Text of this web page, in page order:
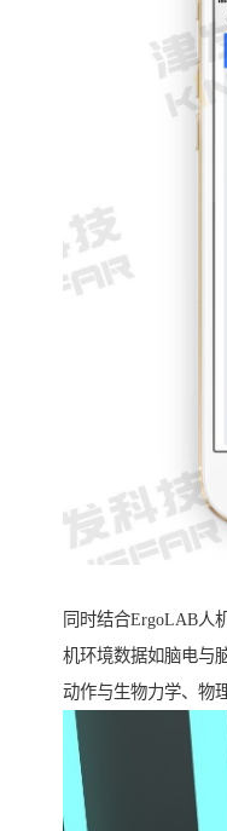
同时结合ErgoLAB人
机环境数据如脑电与
动作与生物力学、物